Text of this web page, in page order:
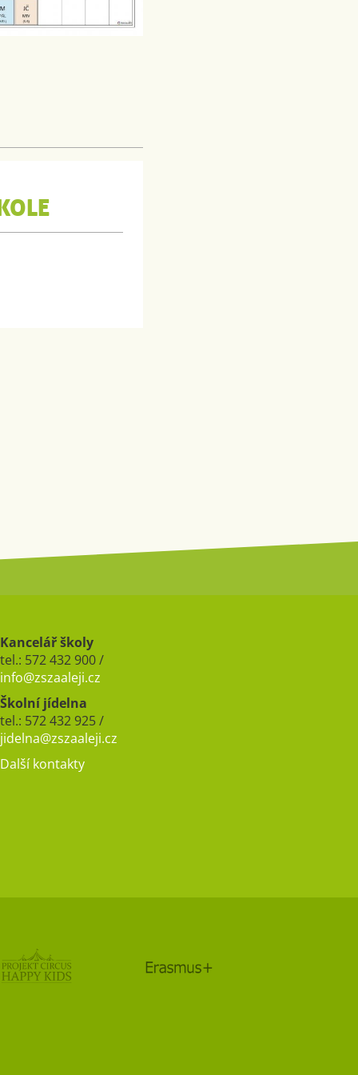
Kancelář školy
tel.: 572 432 900 /
info@zszaaleji.cz
Školní jídelna
tel.: 572 432 925 /
jidelna@zszaaleji.cz
Další kontakty